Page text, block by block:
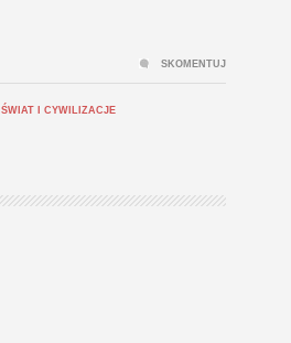
ŚWIAT I CYWILIZACJE
SKOMENTUJ